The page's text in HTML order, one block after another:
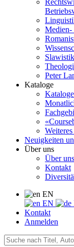
Medien-
Slawistik
Peter
Kataloge
Kataloge
Neuigkeiten
Über uns
Über uns
Kontakt
EN
EN
Kontakt
Anmelden